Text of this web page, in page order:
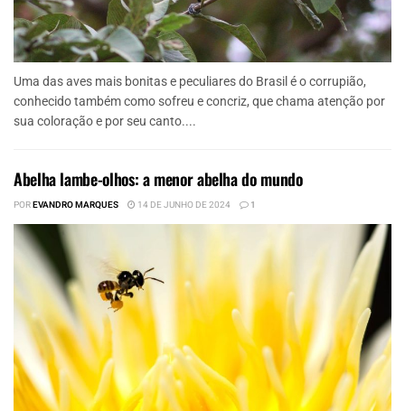
Uma das aves mais bonitas e peculiares do Brasil é o corrupião,
conhecido também como sofreu e concriz, que chama atenção por
sua coloração e por seu canto....
Abelha lambe-olhos: a menor abelha do mundo
POREVANDRO MARQUES 14 DE JUNHO DE 2024 1